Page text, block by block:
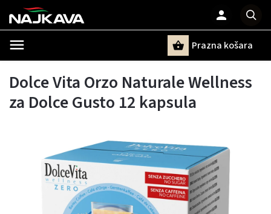
Prazna košara
Dolce Vita Orzo Naturale Wellness
za Dolce Gusto 12 kapsula